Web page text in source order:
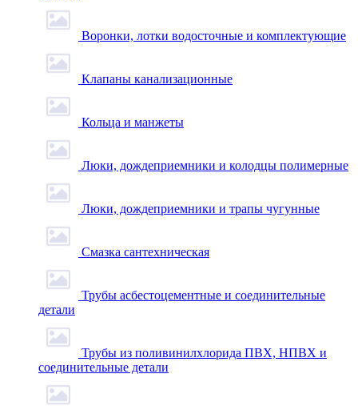
Воронки, лотки водосточные и комплектующие
Клапаны канализационные
Кольца и манжеты
Люки, дождеприемники и колодцы полимерные
Люки, дождеприемники и трапы чугунные
Смазка сантехническая
Трубы асбестоцементные и соединительные
детали
Трубы из поливинилхлорида ПВХ, НПВХ и
соединительные детали